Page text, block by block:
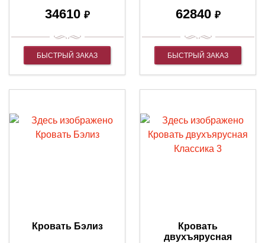
34610 ₽
БЫСТРЫЙ ЗАКАЗ
62840 ₽
БЫСТРЫЙ ЗАКАЗ
Кровать Бэлиз
Кровать
двухъярусная